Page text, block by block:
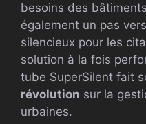
besoins des
également un pas
silencieux pour les
solution à la fois
tube SuperSilent fait
révolution sur la
urbaines.